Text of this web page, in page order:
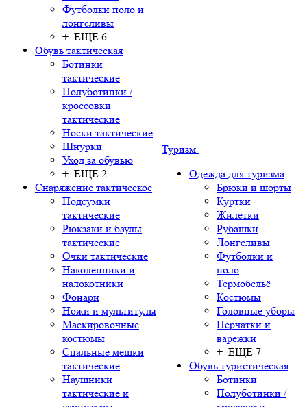
Футболки поло и
лонгсливы
+ ЕЩЕ 6
Обувь тактическая
Ботинки
тактические
Полуботинки /
кроссовки
тактические
Носки тактические
Шнурки
Уход за обувью
+ ЕЩЕ 2
Снаряжение тактическое
Подсумки
тактические
Рюкзаки и баулы
тактические
Очки тактические
Наколенники и
налокотники
Фонари
Ножи и мультитулы
Маскировочные
костюмы
Спальные мешки
тактические
Наушники
тактические и
Туризм
Одежда для туризма
Брюки и шорты
Куртки
Жилетки
Рубашки
Лонгсливы
Футболки и
поло
Термобельё
Костюмы
Головные уборы
Перчатки и
варежки
+ ЕЩЕ 7
Обувь туристическая
Ботинки
Полуботинки /